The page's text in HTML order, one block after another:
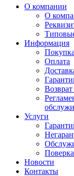
О компании
О
Информация
Покупка
Оплата
Услуги
Новости
Контакты